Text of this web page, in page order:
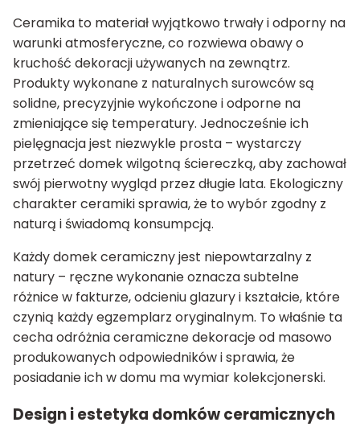
Ceramika to materiał wyjątkowo trwały i odporny na
warunki atmosferyczne, co rozwiewa obawy o
kruchość dekoracji używanych na zewnątrz.
Produkty wykonane z naturalnych surowców są
solidne, precyzyjnie wykończone i odporne na
zmieniające się temperatury. Jednocześnie ich
pielęgnacja jest niezwykle prosta – wystarczy
przetrzeć domek wilgotną ściereczką, aby zachował
swój pierwotny wygląd przez długie lata. Ekologiczny
charakter ceramiki sprawia, że to wybór zgodny z
naturą i świadomą konsumpcją.
Każdy domek ceramiczny jest niepowtarzalny z
natury – ręczne wykonanie oznacza subtelne
różnice w fakturze, odcieniu glazury i kształcie, które
czynią każdy egzemplarz oryginalnym. To właśnie ta
cecha odróżnia ceramiczne dekoracje od masowo
produkowanych odpowiedników i sprawia, że
posiadanie ich w domu ma wymiar kolekcjonerski.
Design i estetyka domków ceramicznych